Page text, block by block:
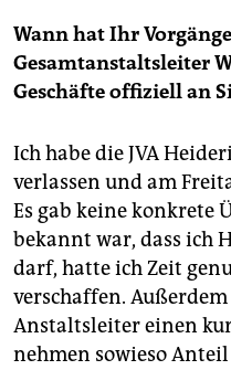
Wann hat Ihr
Gesamtanstaltsleiter
Geschäfte offiziell an
Ich habe die JVA
verlassen und am
Es gab keine konkrete
bekannt war, dass ich
darf, hatte ich Zeit
verschaffen.
Anstaltsleiter einen
nehmen sowieso